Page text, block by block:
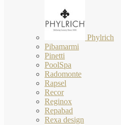
Phylrich
Pibamarmi
Pinetti
PoolSpa
Radomonte
Rapsel
Recor
Reginox
Repabad
Rexa design